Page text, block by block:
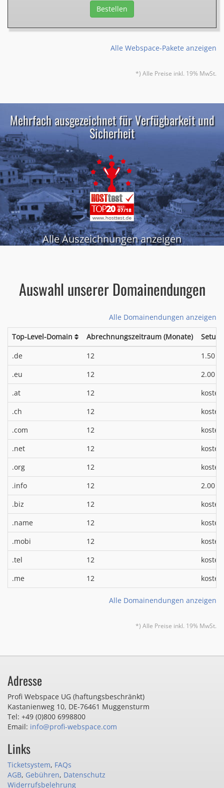
Bestellen
Alle Webspace-Pakete anzeigen
*) Alle Preise inkl. 19% MwSt.
Mehrfach ausgezeichnet für Verfügbarkeit und
Sicherheit
Alle Auszeichnungen anzeigen
Auswahl unserer Domainendungen
Alle Domainendungen anzeigen
Top-Level-Domain Abrechnungszeitraum (Monate)
.de
12 1.50 €
.eu 12 2.00 €
.at 12
.ch
12
.com
12
.net
12
.org
12
.info
12 2.00 €
.biz 12
.name
12
.mobi
12
.tel
12
.me
12
Alle Domainendungen anzeigen
*) Alle Preise inkl. 19% MwSt.
Adresse
Profi Webspace UG (haftungsbeschränkt)
Kastanienweg 10, DE-76461 Muggensturm
Tel: +49 (0)800 6998800
Email: info@profi-webspace.com
Links
Ticketsystem, FAQs
AGB, Gebühren, Datenschutz
Widerrufsbelehrung